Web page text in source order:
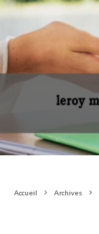
Accueil Archives